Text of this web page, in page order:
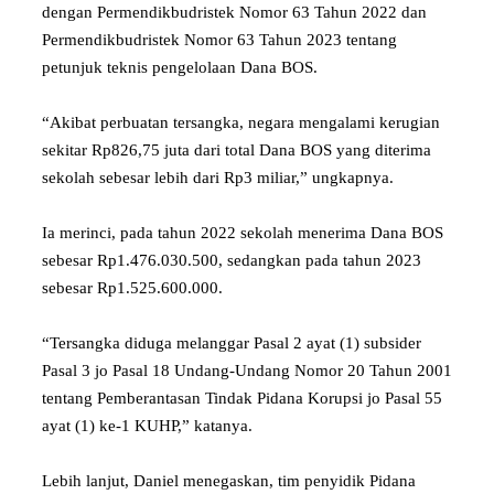
dengan Permendikbudristek Nomor 63 Tahun 2022 dan
Permendikbudristek Nomor 63 Tahun 2023 tentang
petunjuk teknis pengelolaan Dana BOS.
“Akibat perbuatan tersangka, negara mengalami kerugian
sekitar Rp826,75 juta dari total Dana BOS yang diterima
sekolah sebesar lebih dari Rp3 miliar,” ungkapnya.
Ia merinci, pada tahun 2022 sekolah menerima Dana BOS
sebesar Rp1.476.030.500, sedangkan pada tahun 2023
sebesar Rp1.525.600.000.
“Tersangka diduga melanggar Pasal 2 ayat (1) subsider
Pasal 3 jo Pasal 18 Undang-Undang Nomor 20 Tahun 2001
tentang Pemberantasan Tindak Pidana Korupsi jo Pasal 55
ayat (1) ke-1 KUHP,” katanya.
Lebih lanjut, Daniel menegaskan, tim penyidik Pidana